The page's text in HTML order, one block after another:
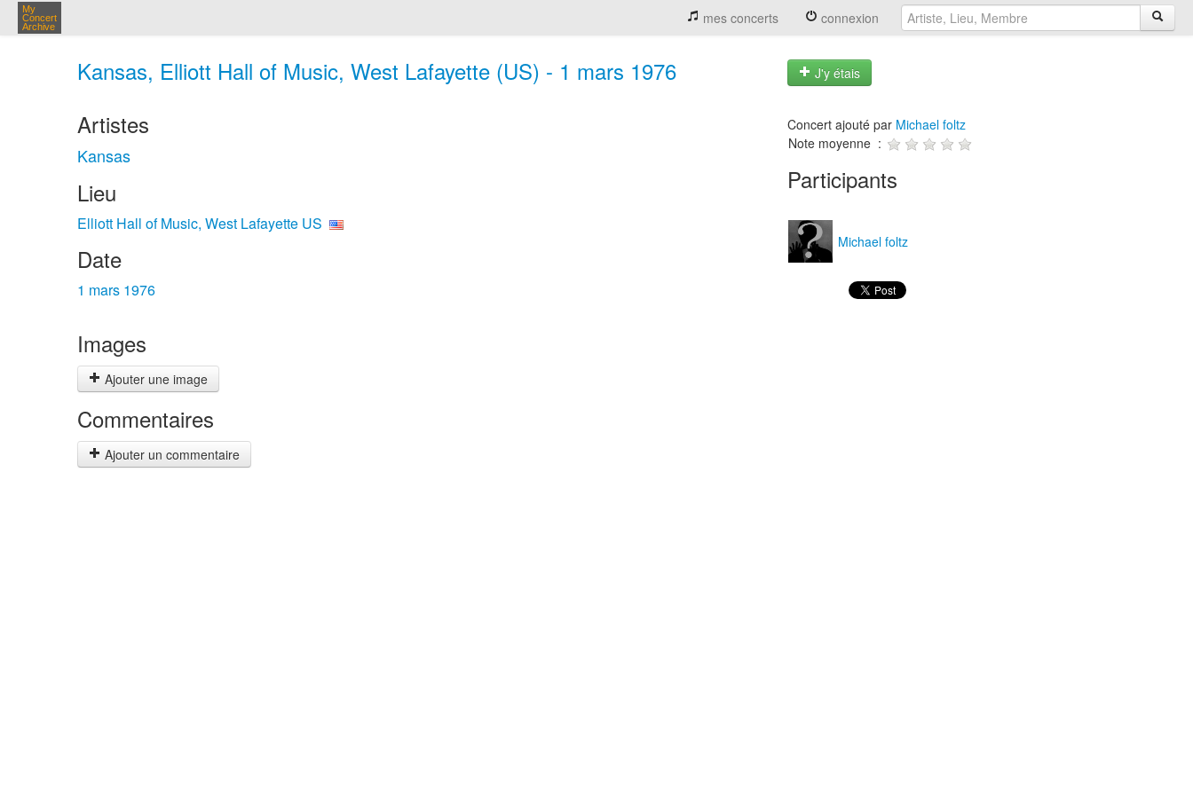
My
Concert
Archive
mes concerts connexion
Kansas, Elliott Hall of Music, West Lafayette (US) - 1 mars 1976 J'y étais
Artistes
Kansas
Lieu
Elliott Hall of Music, West Lafayette US
Date
1 mars 1976
Images
Ajouter une image
Commentaires
Ajouter un commentaire
Concert ajouté par Michael foltz
Note moyenne :
Participants
Michael foltz